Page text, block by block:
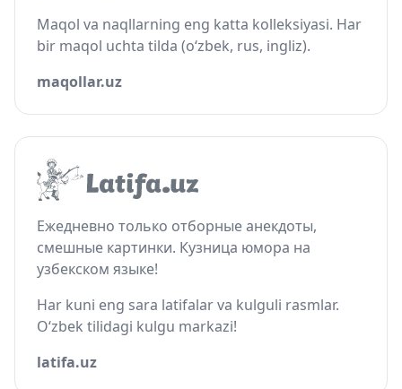
Maqol va naqllarning eng katta kolleksiyasi. Har
bir maqol uchta tilda (o‘zbek, rus, ingliz).
maqollar.uz
Ежедневно только отборные анекдоты,
смешные картинки. Кузница юмора на
узбекском языке!
Har kuni eng sara latifalar va kulguli rasmlar.
O‘zbek tilidagi kulgu markazi!
latifa.uz